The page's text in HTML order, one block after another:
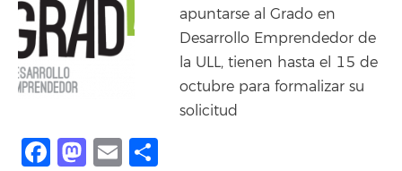
apuntarse al Grado en
Desarrollo Emprendedor de
la ULL, tienen hasta el 15 de
octubre para formalizar su
solicitud
Facebook
Mastodon
Email